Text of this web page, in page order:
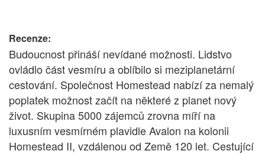
Recenze:
Budoucnost přináší nevídané možnosti. Lidstvo
ovládlo část vesmíru a oblíbilo si meziplanetární
cestování. Společnost Homestead nabízí za nemalý
poplatek možnost začít na některé z planet nový
život. Skupina 5000 zájemců zrovna míří na
luxusním vesmírném plavidle Avalon na kolonii
Homestead II, vzdálenou od Země 120 let. Cestující